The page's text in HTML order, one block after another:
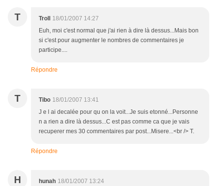
T Troll
18/01/2007 14:27
Euh, moi c'est normal que j'ai rien à dire là dessus...Mais bon
si c'est pour augmenter le nombres de commentaires je
participe....
Répondre
T Tibo 18/01/2007 13:41
J e l ai decalée pour qu on la voit...Je suis etonné...Personne
n a rien a dire là dessus...C est pas comme ca que je vais
recuperer mes 30 commentaires par post...Misere...<br /> T.
Répondre
H hunah 18/01/2007 13:24